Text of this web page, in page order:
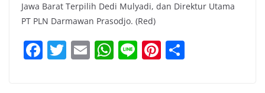
Jawa Barat Terpilih Dedi Mulyadi, dan Direktur Utama
PT PLN Darmawan Prasodjo. (Red)
F T E W Li Pi